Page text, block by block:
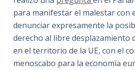
para manifestar el malestar con
denunciar expresamente la
derecho al libre desplazamiento
en el territorio de la UE, con el
menoscabo para la economía